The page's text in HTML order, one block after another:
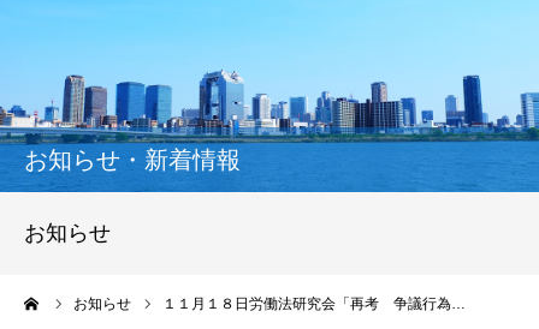
お知らせ・新着情報
お知らせ
お知らせ １１月１８日労働法研究会「再考 争議行為…
決議・声明・意見書